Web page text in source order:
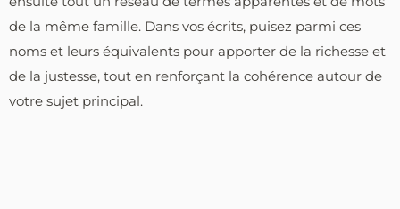
de la même famille. Dans vos écrits, puisez parmi ces
noms et leurs équivalents pour apporter de la richesse et
de la justesse, tout en renforçant la cohérence autour de
votre sujet principal.